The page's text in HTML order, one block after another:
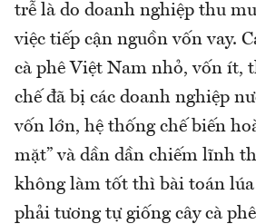
trễ là do doanh nghiệp thu
việc tiếp cận nguồn vốn vay.
cà phê Việt Nam nhỏ, vốn ít,
chế đã bị các doanh nghiệp
vốn lớn, hệ thống chế biến
mặt” và dần dần chiếm lĩnh
không làm tốt thì bài toán lúa
phải tương tự giống cây cà